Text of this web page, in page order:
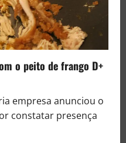
o peito de frango D+
empresa anunciou o
constatar presença